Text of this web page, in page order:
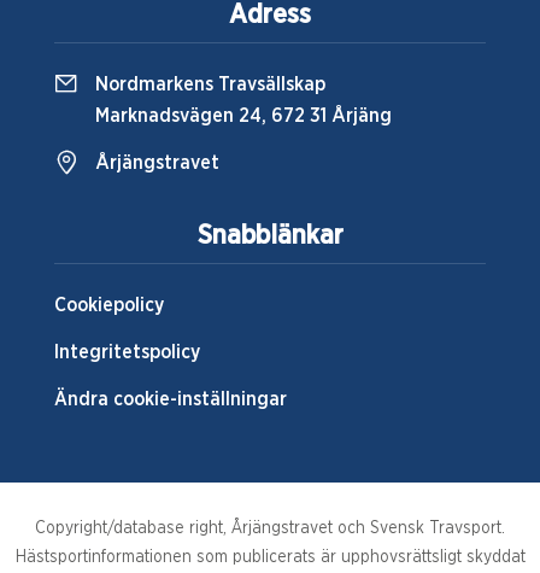
Snabblänkar
Cookiepolicy
Integritetspolicy
Ändra cookie-inställningar
Adress
Nordmarkens Travsällskap
Marknadsvägen 24, 672 31 Årjäng
Årjängstravet
Copyright/database right, Årjängstravet och Svensk Travsport.
Hästsportinformationen som publicerats är upphovsrättsligt skyddat